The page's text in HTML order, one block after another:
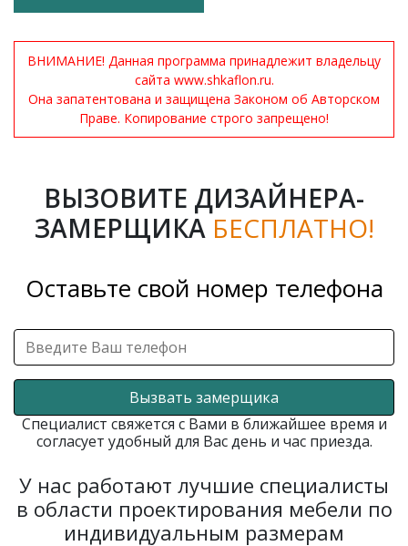
ВНИМАНИЕ! Данная программа принадлежит владельцу
сайта www.shkaflon.ru.
Она запатентована и защищена Законом об Авторском
Праве. Копирование строго запрещено!
ВЫЗОВИТЕ ДИЗАЙНЕРА-
ЗАМЕРЩИКА БЕСПЛАТНО!
Оставьте свой номер телефона
Вызвать замерщика
Специалист свяжется с Вами в ближайшее время и
согласует удобный для Вас день и час приезда.
У нас работают лучшие специалисты
в области проектирования мебели по
индивидуальным размерам